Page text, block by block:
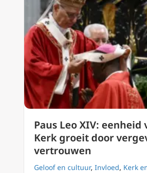
Paus Leo XIV: eenheid
Kerk groeit door
vertrouwen
Geloof en cultuur, Invloed, Kerk